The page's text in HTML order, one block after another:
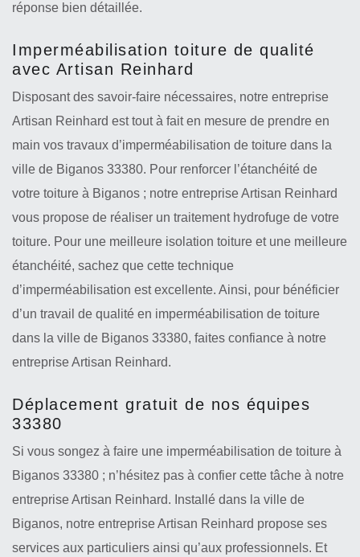
réponse bien détaillée.
Imperméabilisation toiture de qualité
avec Artisan Reinhard
Disposant des savoir-faire nécessaires, notre entreprise
Artisan Reinhard est tout à fait en mesure de prendre en
main vos travaux d’imperméabilisation de toiture dans la
ville de Biganos 33380. Pour renforcer l’étanchéité de
votre toiture à Biganos ; notre entreprise Artisan Reinhard
vous propose de réaliser un traitement hydrofuge de votre
toiture. Pour une meilleure isolation toiture et une meilleure
étanchéité, sachez que cette technique
d’imperméabilisation est excellente. Ainsi, pour bénéficier
d’un travail de qualité en imperméabilisation de toiture
dans la ville de Biganos 33380, faites confiance à notre
entreprise Artisan Reinhard.
Déplacement gratuit de nos équipes
33380
Si vous songez à faire une imperméabilisation de toiture à
Biganos 33380 ; n’hésitez pas à confier cette tâche à notre
entreprise Artisan Reinhard. Installé dans la ville de
Biganos, notre entreprise Artisan Reinhard propose ses
services aux particuliers ainsi qu’aux professionnels. Et